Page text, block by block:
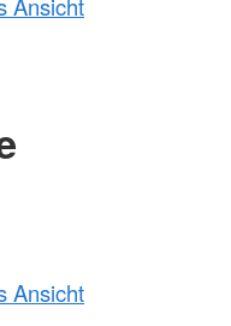
Ansicht
Ansicht